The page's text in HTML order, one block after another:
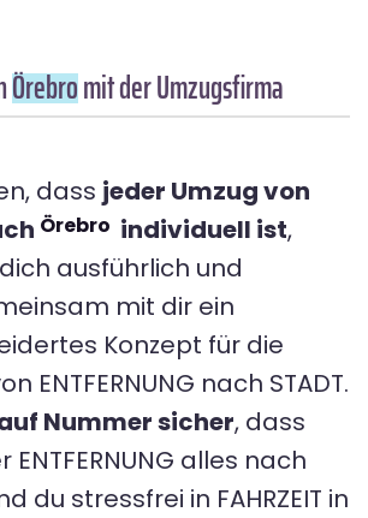
Örebromit der Umzugsfirma
dass jeder Umzug von
Örebro individuell ist,
ausführlich und
mit dir ein
Konzept für die
ENTFERNUNG nach STADT.
Nummer sicher, dass
alles nach
du stressfrei in FAHRZEIT in